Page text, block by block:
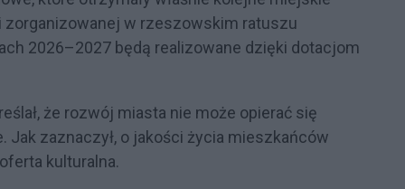
w rzeszowskim ratuszu
2026–2027 będą realizowane dzięki dotacjom
że rozwój miasta nie może opierać się
zaznaczył, o jakości życia mieszkańców
kulturalna.